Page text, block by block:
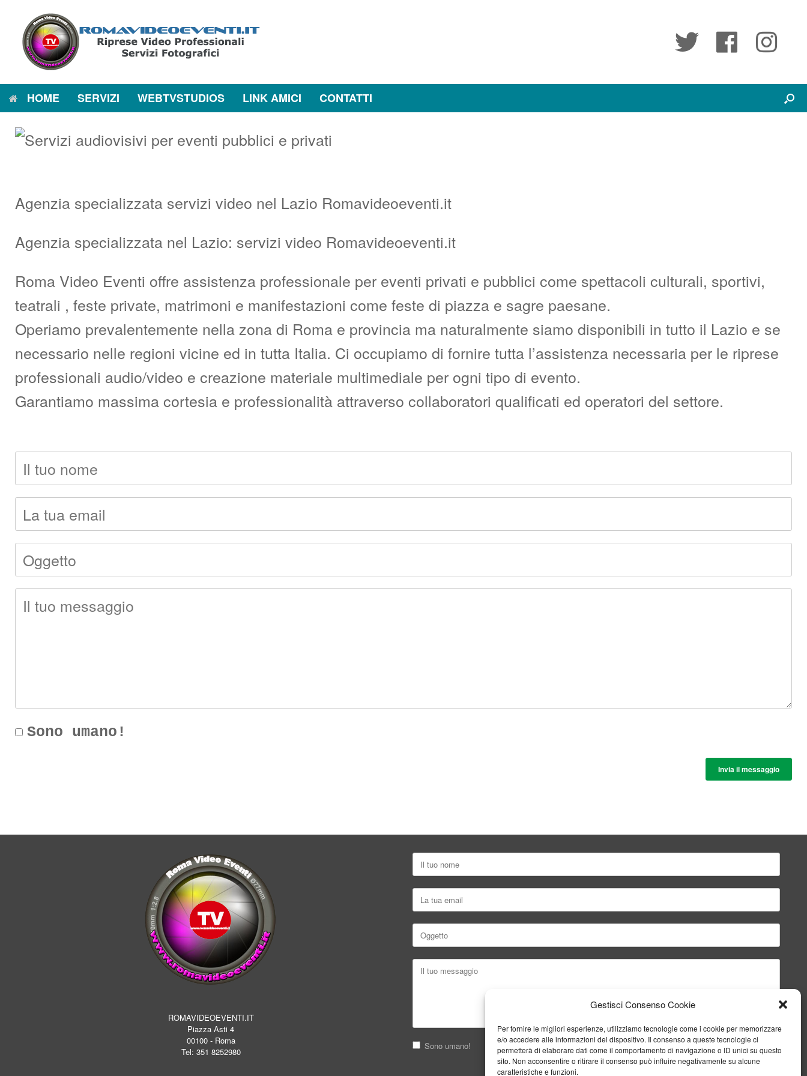
Gestisci Consenso Cookie
Per fornire le migliori esperienze, utilizziamo tecnologie come i cookie per memorizzare
e/o accedere alle informazioni del dispositivo. Il consenso a queste tecnologie ci
permetterà di elaborare dati come il comportamento di navigazione o ID unici su questo
sito. Non acconsentire o ritirare il consenso può influire negativamente su alcune
caratteristiche e funzioni.
contenuto
HOME SERVIZI WEBTVSTUDIOS LINK AMICI CONTATTI
Agenzia specializzata servizi video nel Lazio Romavideoeventi.it
Agenzia specializzata nel Lazio: servizi video Romavideoeventi.it
Roma Video Eventi offre assistenza professionale per eventi privati e pubblici come spettacoli culturali, sportivi,
teatrali , feste private, matrimoni e manifestazioni come feste di piazza e sagre paesane.
Operiamo prevalentemente nella zona di Roma e provincia ma naturalmente siamo disponibili in tutto il Lazio e se
necessario nelle regioni vicine ed in tutta Italia. Ci occupiamo di fornire tutta l’assistenza necessaria per le riprese
professionali audio/video e creazione materiale multimediale per ogni tipo di evento.
Garantiamo massima cortesia e professionalità attraverso collaboratori qualificati ed operatori del settore.
Sono umano!
Invia il messaggio
ROMAVIDEOEVENTI.IT
Piazza Asti 4
00100 - Roma
Tel: 351 8252980
Sono umano!